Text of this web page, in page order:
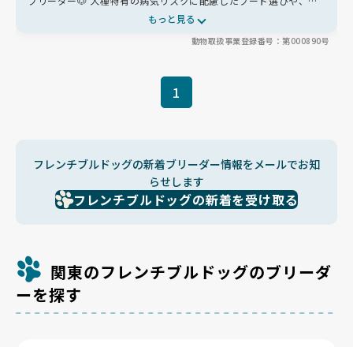
理のない繁殖を大切にしています。お迎え後もLINEで気軽に相談
でき、里帰りもできる心強い存在です✨
もっと見る
動物取扱事業登録番号：第000890号
1
フレンチブルドッグの新着ブリーダー情報をメールでお知
らせします
フレンチブルドッグの新着を受け取る
関東のフレンチブルドッグのブリーダ
ーを探す